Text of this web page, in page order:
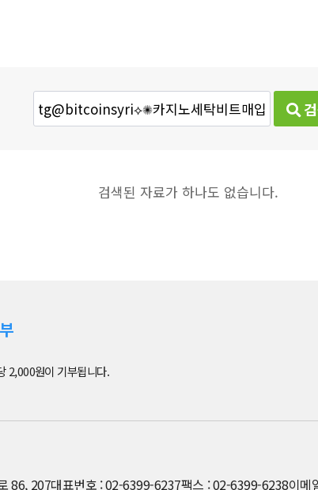
검색된 자료가 하나도 없습니다.
2,000원이 기부됩니다.
86, 207대표번호 : 02-6399-6237팩스 : 02-6399-6238이메